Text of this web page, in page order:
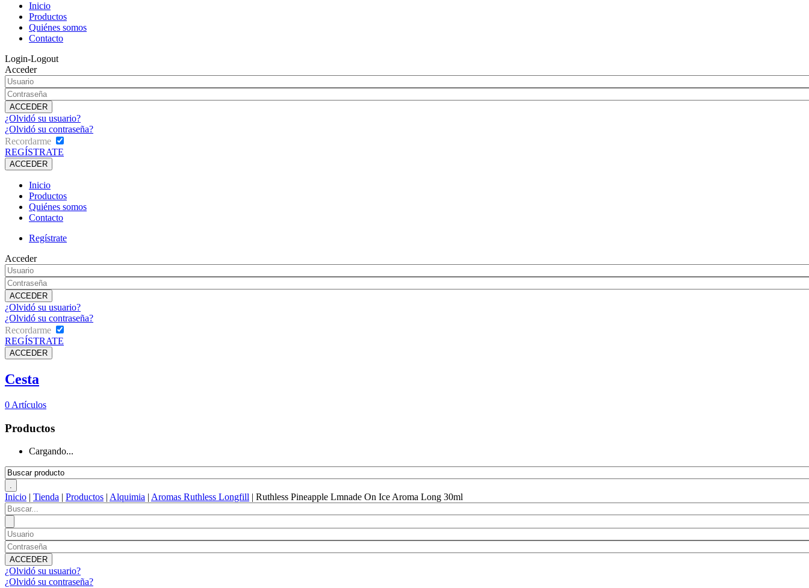
Inicio
Productos
Quiénes somos
Contacto
Login-Logout
Acceder
¿Olvidó su usuario?
¿Olvidó su contraseña?
Recordarme
REGÍSTRATE
Inicio
Productos
Quiénes somos
Contacto
Regístrate
Acceder
¿Olvidó su usuario?
¿Olvidó su contraseña?
Recordarme
REGÍSTRATE
Cesta
0 Artículos
Productos
Cargando...
Inicio | Tienda | Productos | Alquimia | Aromas Ruthless Longfill | Ruthless Pineapple Lmnade On Ice Aroma Long 30ml
¿Olvidó su usuario?
¿Olvidó su contraseña?